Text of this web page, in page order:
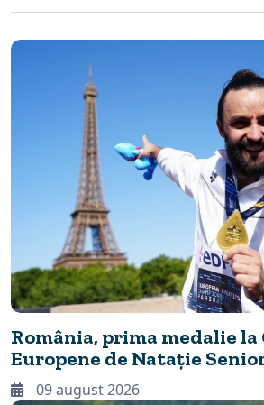
România, prima medalie
Europene de Natație
09 august 2026